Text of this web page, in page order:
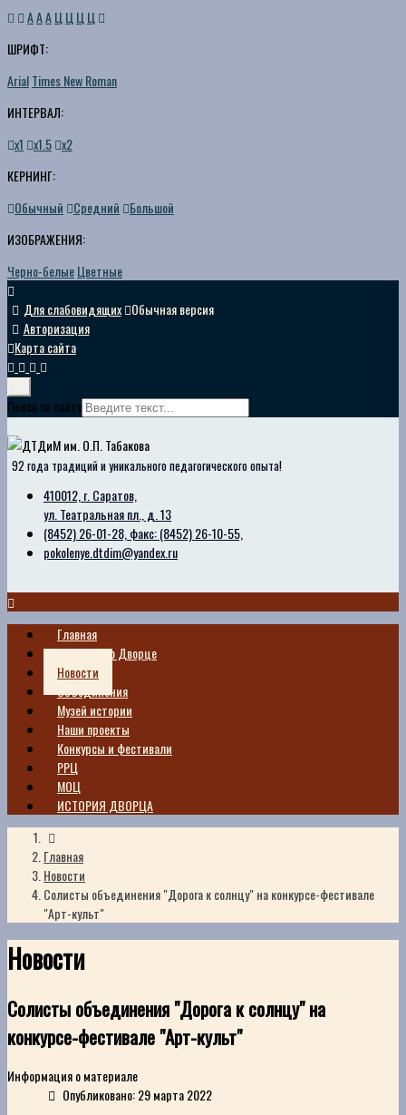
AAAЦ Ц Ц Ц
ШРИФТ:
ArialTimes New Roman
ИНТЕРВАЛ:
х1 х1.5 х2
КЕРНИНГ:
Обычный
Средний
Большой
ИЗОБРАЖЕНИЯ:
Черно-белыеЦветные
Для слабовидящих Обычная версия
Авторизация
Карта сайта
Поиск по сайту
92 года традиций и уникального педагогического опыта!
410012, г. Саратов,
ул. Театральная пл., д. 13
(8452) 26-01-28, факс: (8452) 26-10-55,
pokolenye.dtdim@yandex.ru
Главная
Сведения о Дворце
Новости
Объединения
Музей истории
Наши проекты
Конкурсы и фестивали
РРЦ
МОЦ
ИСТОРИЯ ДВОРЦА
Главная
Новости
Cолисты объединения "Дорога к солнцу" на конкурсе-фестивале
"Арт-культ"
Новости
Cолисты объединения "Дорога к солнцу" на
конкурсе-фестивале "Арт-культ"
Информация о материале
Опубликовано: 29 марта 2022